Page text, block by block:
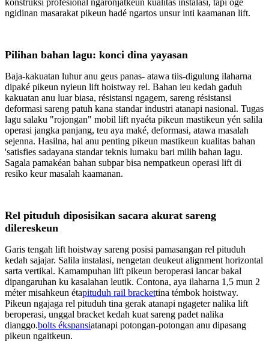
konstruksi profésional ngaronjatkeun kualitas instalasi, tapi ogé
ngidinan masarakat pikeun hadé ngartos unsur inti kaamanan lift.
Pilihan bahan lagu: konci dina yayasan
Baja-kakuatan luhur anu geus panas- atawa tiis-digulung ilaharna
dipaké pikeun nyieun lift hoistway rel. Bahan ieu kedah gaduh
kakuatan anu luar biasa, résistansi ngagem, sareng résistansi
deformasi sareng patuh kana standar industri atanapi nasional. Tugas
lagu salaku "rojongan" mobil lift nyaéta pikeun mastikeun yén salila
operasi jangka panjang, teu aya maké, deformasi, atawa masalah
sejenna. Hasilna, hal anu penting pikeun mastikeun kualitas bahan
'satisfies sadayana standar teknis lumaku bari milih bahan lagu.
Sagala pamakéan bahan subpar bisa nempatkeun operasi lift di
resiko keur masalah kaamanan.
Rel pituduh diposisikan sacara akurat sareng
dilereskeun
Garis tengah lift hoistway sareng posisi pamasangan rel pituduh
kedah sajajar. Salila instalasi, nengetan deukeut alignment horizontal
sarta vertikal. Kamampuhan lift pikeun beroperasi lancar bakal
dipangaruhan ku kasalahan leutik. Contona, aya ilaharna 1,5 mun 2
méter misahkeun étapituduh rail brackettina témbok hoistway.
Pikeun ngajaga rel pituduh tina gerak atanapi ngageter nalika lift
beroperasi, unggal bracket kedah kuat sareng padet nalika
dianggo.bolts ékspansiatanapi potongan-potongan anu dipasang
pikeun ngaitkeun.